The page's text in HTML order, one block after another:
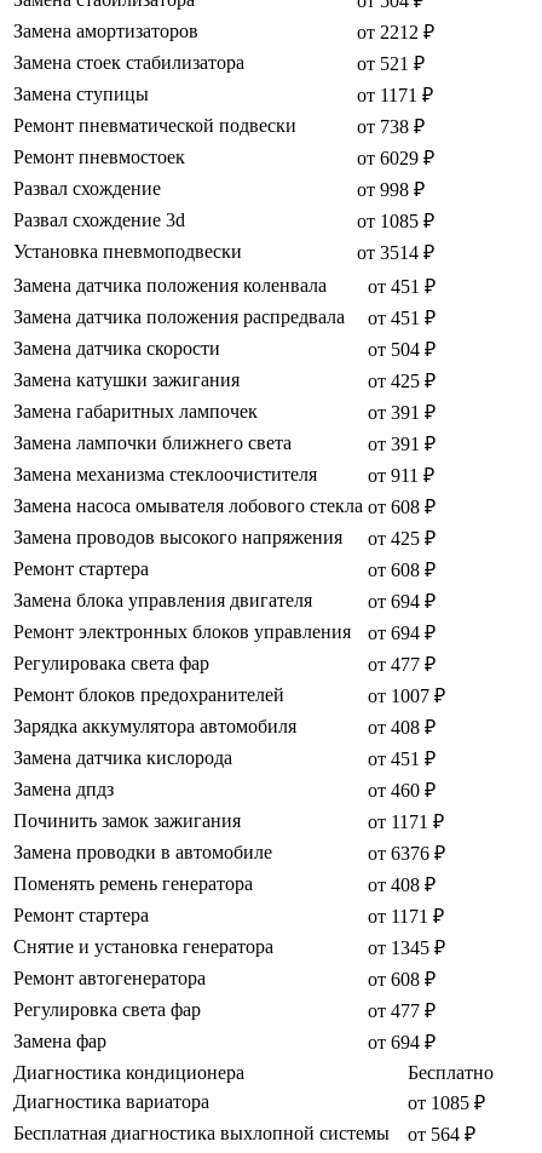
Замена амортизаторов
от 2212 ₽
Замена стоек стабилизатора
от 521 ₽
Замена ступицы
от 1171 ₽
Ремонт пневматической подвески
от 738 ₽
Ремонт пневмостоек
от 6029 ₽
Развал схождение
от 998 ₽
Развал схождение 3d
от 1085 ₽
Установка пневмоподвески
от 3514 ₽
Замена датчика положения коленвала
от 451 ₽
Замена датчика положения распредвала
от 451 ₽
Замена датчика скорости
от 504 ₽
Замена катушки зажигания
от 425 ₽
Замена габаритных лампочек
от 391 ₽
Замена лампочки ближнего света
от 391 ₽
Замена механизма стеклоочистителя
от 911 ₽
Замена насоса омывателя лобового стекла от 608 ₽
Замена проводов высокого напряжения
от 425 ₽
Ремонт стартера
от 608 ₽
Замена блока управления двигателя
от 694 ₽
Ремонт электронных блоков управления
от 694 ₽
Регулировака света фар
от 477 ₽
Ремонт блоков предохранителей
от 1007 ₽
Зарядка аккумулятора автомобиля
от 408 ₽
Замена датчика кислорода
от 451 ₽
Замена дпдз
от 460 ₽
Починить замок зажигания
от 1171 ₽
Замена проводки в автомобиле
от 6376 ₽
Поменять ремень генератора
от 408 ₽
Ремонт стартера
от 1171 ₽
Снятие и установка генератора
от 1345 ₽
Ремонт автогенератора
от 608 ₽
Регулировка света фар
от 477 ₽
Замена фар
от 694 ₽
Диагностика кондиционера
Бесплатно
Диагностика вариатора
от 1085 ₽
Бесплатная диагностика выхлопной системы
от 564 ₽